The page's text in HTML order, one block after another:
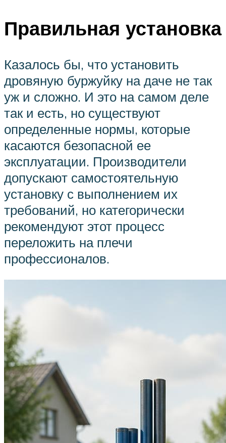
Правильная установка
Казалось бы, что установить
дровяную буржуйку на даче не так
уж и сложно. И это на самом деле
так и есть, но существуют
определенные нормы, которые
касаются безопасной ее
эксплуатации. Производители
допускают самостоятельную
установку с выполнением их
требований, но категорически
рекомендуют этот процесс
переложить на плечи
профессионалов.